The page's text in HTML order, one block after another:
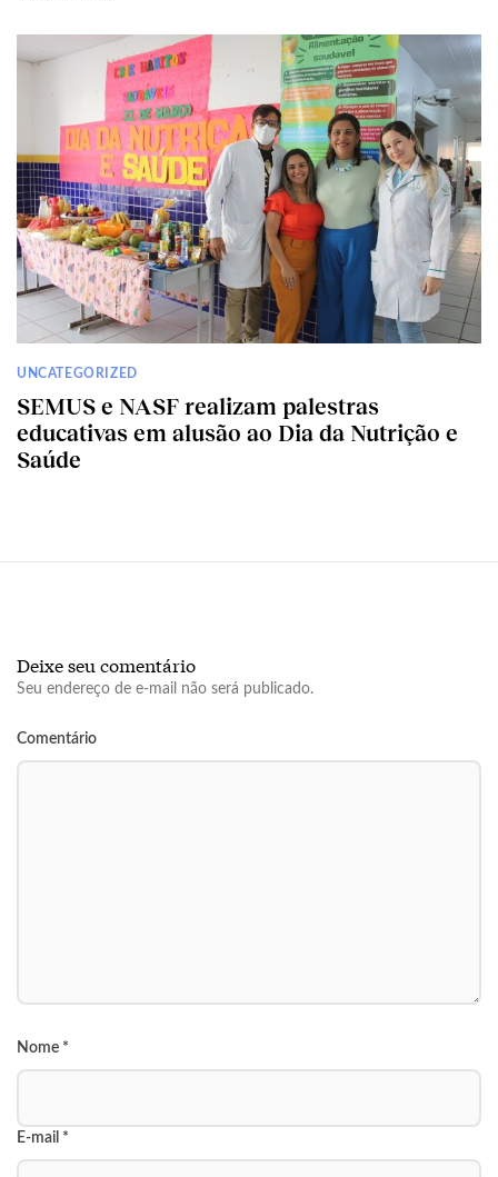
UNCATEGORIZED
SEMUS e NASF realizam palestras
educativas em alusão ao Dia da Nutrição e
Saúde
Deixe seu comentário
Seu endereço de e-mail não será publicado.
Comentário
Nome *
E-mail *